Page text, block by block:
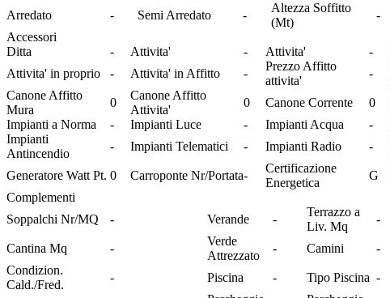
Arredato - Semi Arredato -
Altezza Soffitto
(Mt)
-
Accessori
Ditta
- Attivita' - Attivita' -
Attivita' in proprio
- Attivita' in Affitto -
Prezzo Affitto
attivita'
-
Canone Affitto
Mura
0
Canone Affitto
Attivita'
0 Canone Corrente 0
Impianti a Norma
- Impianti Luce - Impianti Acqua -
Impianti
Antincendio
- Impianti Telematici - Impianti Radio -
Generatore Watt Pt. 0 Carroponte Nr/Portata-
Certificazione
Energetica
G
Complementi
Soppalchi Nr/MQ
- Verande -
Terrazzo a
Liv. Mq
-
Cantina Mq -
Verde
Attrezzato
- Camini -
Condizion.
Cald./Fred.
- Piscina - Tipo Piscina -